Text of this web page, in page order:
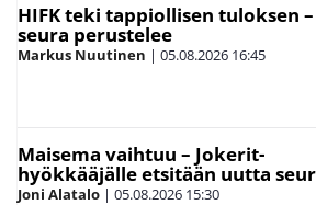
HIFK teki tappiollisen tuloksen
seura perustelee
Markus Nuutinen | 05.08.2026 16:45
Maisema vaihtuu – Jokerit-
hyökkääjälle etsitään uutta
Joni Alatalo | 05.08.2026 15:30